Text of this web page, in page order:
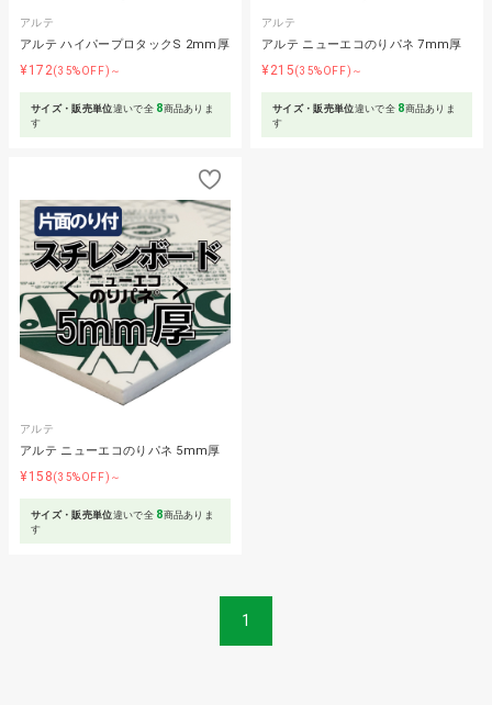
アルテ
アルテ ハイパープロタックS 2mm厚
¥172(35%OFF)～
サイズ・販売単位違いで全 8商品ありま
す
アルテ
アルテ ニューエコのりパネ 7mm厚
¥215(35%OFF)～
サイズ・販売単位違いで全 8商品ありま
す
アルテ
アルテ ニューエコのりパネ 5mm厚
¥158(35%OFF)～
サイズ・販売単位違いで全 8商品ありま
す
1